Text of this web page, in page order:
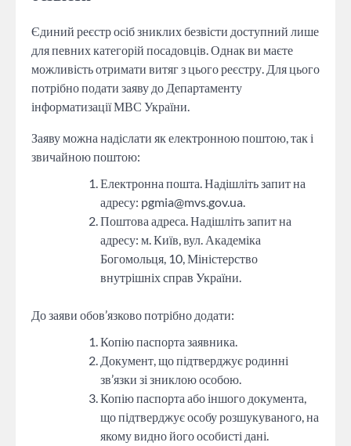
Єдиний реєстр осіб зниклих безвісти доступний лише
для певних категорій посадовців. Однак ви маєте
можливість отримати витяг з цього реєстру. Для цього
потрібно подати заяву до Департаменту
інформатизації МВС України.
Заяву можна надіслати як електронною поштою, так і
звичайною поштою:
Електронна пошта. Надішліть запит на
адресу: pgmia@mvs.gov.ua.
Поштова адреса. Надішліть запит на
адресу: м. Київ, вул. Академіка
Богомольця, 10, Міністерство
внутрішніх справ України.
До заяви обов’язково потрібно додати:
Копію паспорта заявника.
Документ, що підтверджує родинні
зв’язки зі зниклою особою.
Копію паспорта або іншого документа,
що підтверджує особу розшукуваного, на
якому видно його особисті дані.